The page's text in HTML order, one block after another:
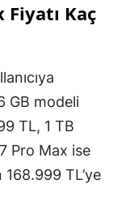
Kaç
GB modeli
TL, 1 TB
Pro Max ise
TL’ye